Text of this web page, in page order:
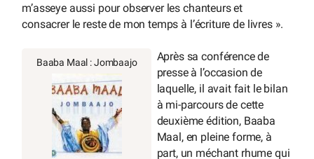
m’asseye aussi pour observer les chanteurs et
consacrer le reste de mon temps à l’écriture de livres ».
Baaba Maal : Jombaajo
Après sa conférence de
presse à l’occasion de
laquelle, il avait fait le bilan
à mi-parcours de cette
deuxième édition, Baaba
Maal, en pleine forme, à
part, un méchant rhume qui